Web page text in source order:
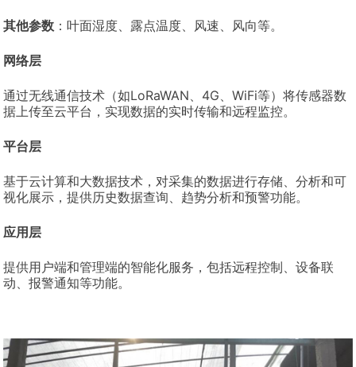
其他参数 ：叶面湿度、露点温度、风速、风向等。
网络层
通过无线通信技术（如LoRaWAN、4G、WiFi等）将传感器数
据上传至云平台，实现数据的实时传输和远程监控。
平台层
基于云计算和大数据技术，对采集的数据进行存储、分析和可
视化展示，提供历史数据查询、趋势分析和预警功能。
应用层
提供用户端和管理端的智能化服务，包括远程控制、设备联
动、报警通知等功能。